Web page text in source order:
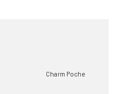
Charm Poche